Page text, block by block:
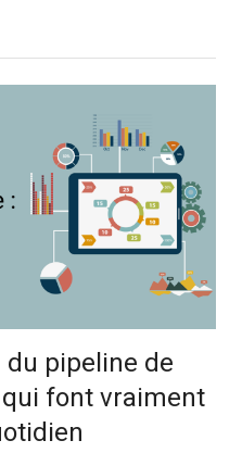
pipeline de
font vraiment